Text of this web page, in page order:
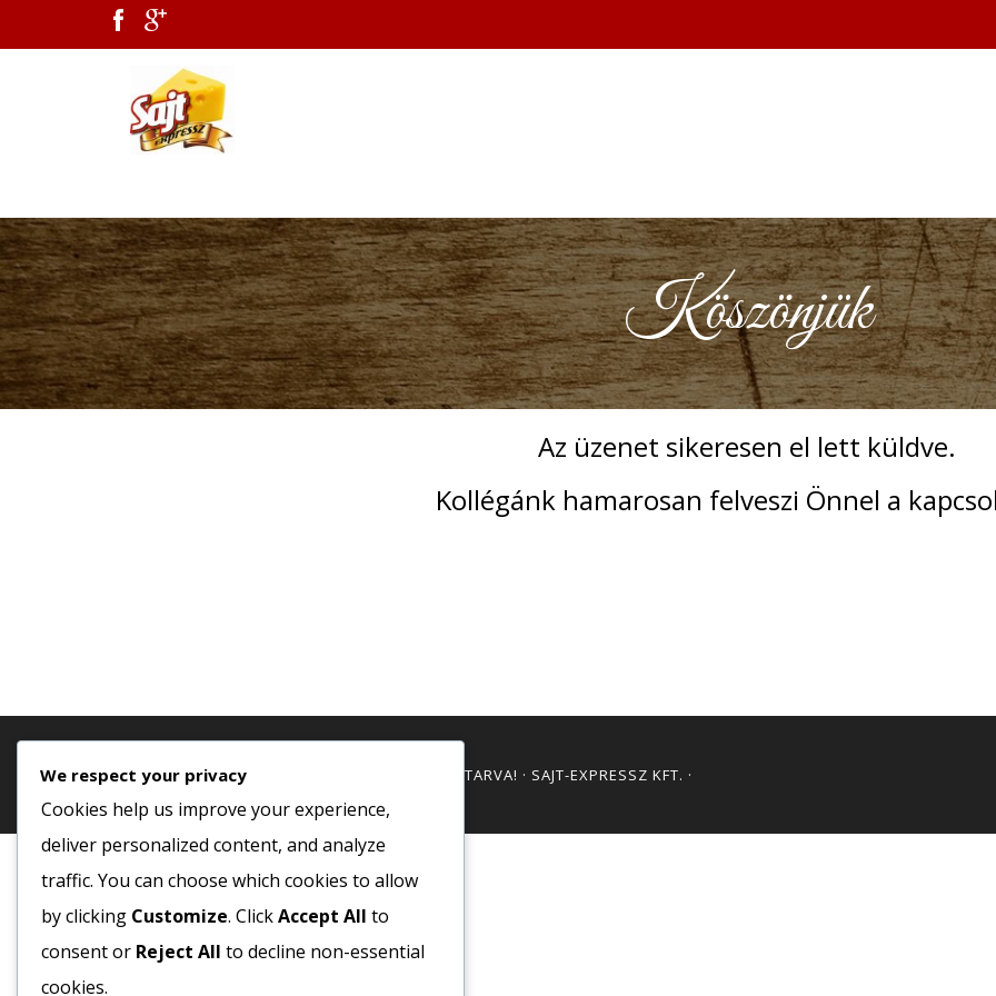
Köszönjük
Az üzenet sikeresen el lett küldve.
Kollégánk hamarosan felveszi Önnel a
© 2020 COPYRIGHT - MINDEN JOG FENTTARVA! · SAJT-EXPRESSZ KFT. ·
We respect your privacy
Cookies help us improve your experience,
deliver personalized content, and analyze
traffic. You can choose which cookies to allow
by clicking Customize. ClickAccept All to
consent or Reject All to decline non-essential
cookies.